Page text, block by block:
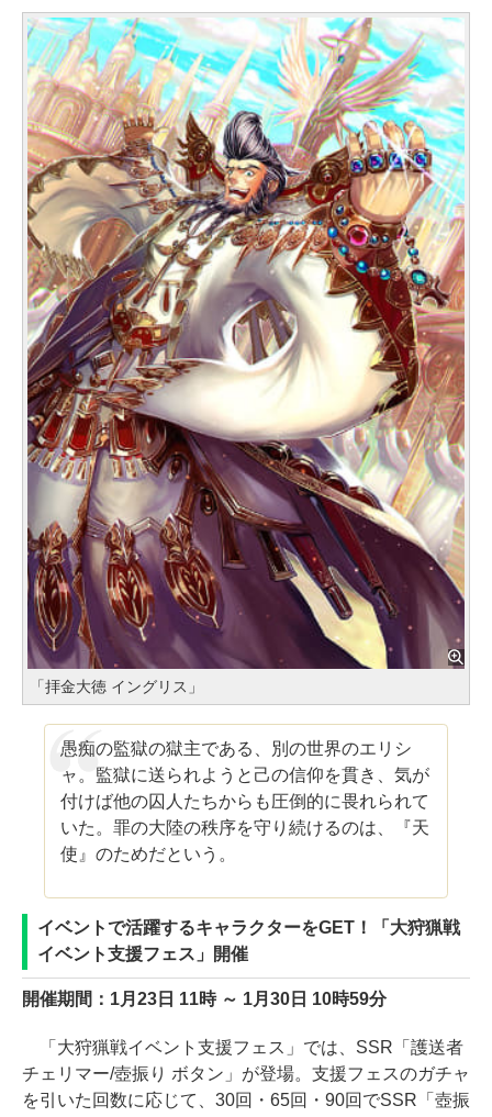
「拝金大徳 イングリス」
愚痴の監獄の獄主である、別の世界のエリシ
ャ。監獄に送られようと己の信仰を貫き、気が
付けば他の囚人たちからも圧倒的に畏れられて
いた。罪の大陸の秩序を守り続けるのは、『天
使』のためだという。
イベントで活躍するキャラクターをGET！「大狩猟戦
イベント支援フェス」開催
開催期間：1月23日 11時 ～ 1月30日 10時59分
「大狩猟戦イベント支援フェス」では、SSR「護送者
チェリマー/壺振り ボタン」が登場。支援フェスのガチャ
を引いた回数に応じて、30回・65回・90回でSSR「壺振